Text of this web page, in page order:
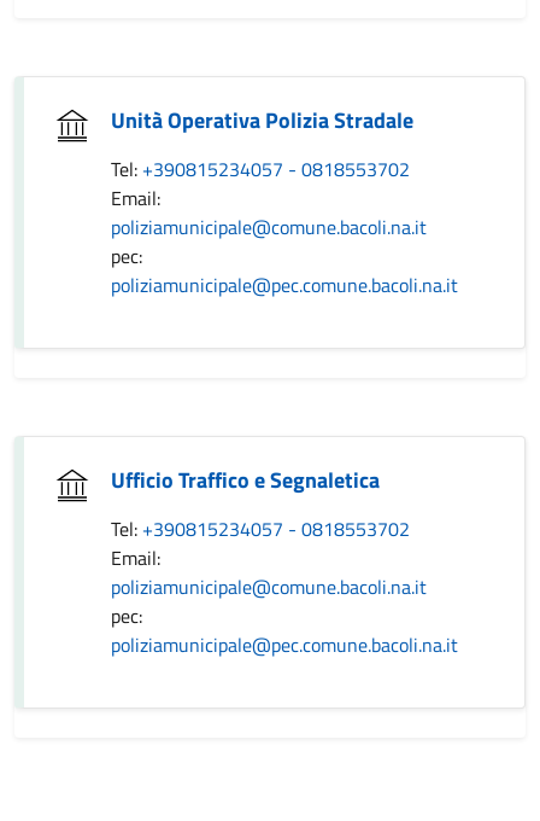
Unità Operativa Polizia Stradale
Tel: +390815234057 - 0818553702
Email:
poliziamunicipale@comune.bacoli.na.it
pec:
poliziamunicipale@pec.comune.bacoli.na.it
Ufficio Traffico e Segnaletica
Tel: +390815234057 - 0818553702
Email:
poliziamunicipale@comune.bacoli.na.it
pec:
poliziamunicipale@pec.comune.bacoli.na.it